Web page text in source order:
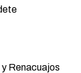
y Renacuajos